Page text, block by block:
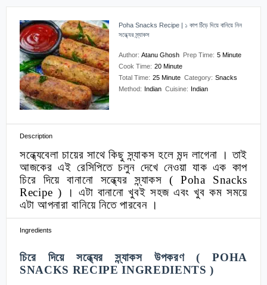
Poha Snacks Recipe | ১ কাপ চিঁড়ে দিয়ে বানিয়ে নিন
সন্ধ্যের স্ন্যাকস
Author: Atanu Ghosh Prep Time: 5 Minute
Cook Time: 20 Minute
Total Time: 25 Minute Category: Snacks
Method: Indian Cuisine: Indian
Description
সন্ধ্যেবেলা চায়ের সাথে কিছু স্ন্যাকস হলে মন্দ লাগেনা । তাই
আজকের এই রেসিপিতে চলুন দেখে নেওয়া যাক এক কাপ
চিরে দিয়ে বানানো সন্ধ্যের স্ন্যাকস ( Poha Snacks
Recipe )
। এটা বানানো খুবই সহজ এবং খুব কম সময়ে
এটা আপনারা বানিয়ে নিতে পারবেন ।
Ingredients
চিরে দিয়ে সন্ধ্যের স্ন্যাকস উপকরণ( POHA
SNACKS RECIPEINGREDIENTS)